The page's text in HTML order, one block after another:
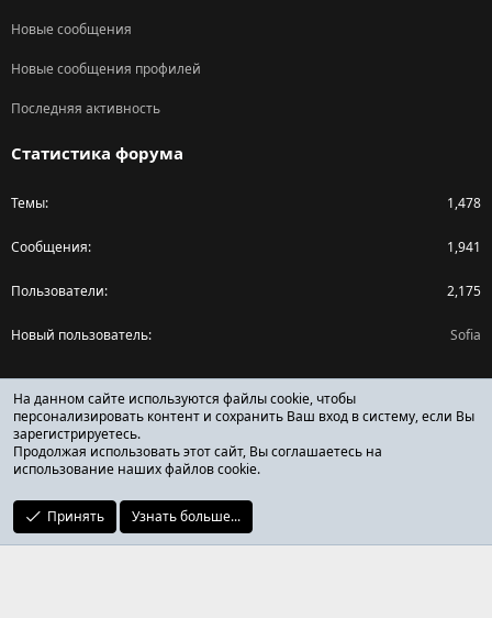
Новые сообщения
Новые сообщения профилей
Последняя активность
Статистика форума
Темы 1,478
Сообщения 1,941
Пользователи 2,175
Новый пользователь Sofia
Поделиться страницей
Facebook
X (Twitter)
Reddit
ОТЗЫВЫ ОНЛАЙН ФОРУМ
На данном сайте используются файлы cookie, чтобы
персонализировать контент и сохранить Ваш вход в систему, если Вы
зарегистрируетесь.
Продолжая использовать этот сайт, Вы соглашаетесь на
использование наших файлов cookie.
Принять Узнать больше...